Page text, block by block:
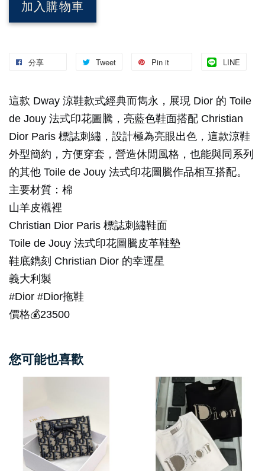
加入購物車
分享 Tweet Pin it LINE
這款 Dway 涼鞋款式經典而雋永，展現 Dior 的 Toile
de Jouy 法式印花圖騰，亮藍色鞋面搭配 Christian
Dior Paris 標誌刺繡，設計極為亮眼出色，這款涼鞋
外型簡約，方便穿套，營造休閒風格，也能與同系列
的其他 Toile de Jouy 法式印花圖騰作品相互搭配。
主要材質：棉
山羊皮襯裡
Christian Dior Paris 標誌刺繡鞋面
Toile de Jouy 法式印花圖騰皮革鞋墊
鞋底鐫刻 Christian Dior 的幸運星
義大利製
#Dior #Dior拖鞋
價格💰23500
您可能也喜歡